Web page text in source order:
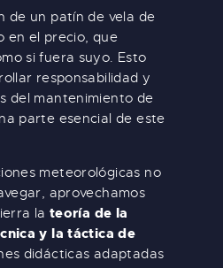
de un patín de vela de
en el precio, que
si fuera suyo. Esto
responsabilidad y
del mantenimiento de
parte esencial de este
meteorológicas no
aprovechamos
la teoría de la
y la táctica de
didácticas adaptadas